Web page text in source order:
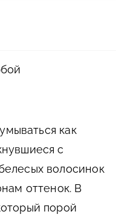
как
с
волосинок
оттенок. В
порой